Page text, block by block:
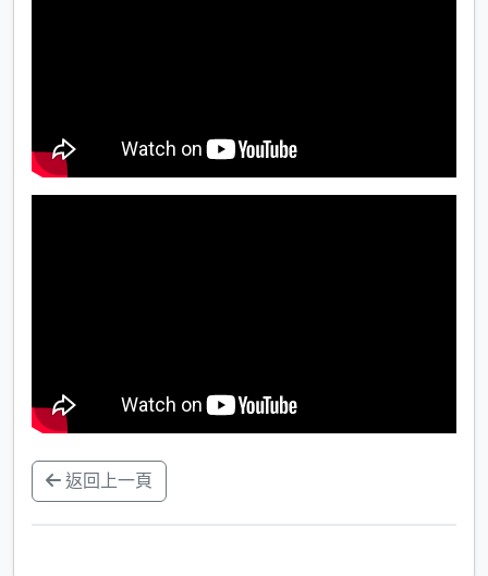
返回上一頁